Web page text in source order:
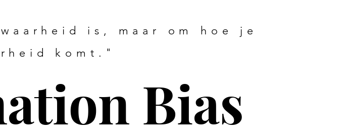
is, maar om hoe je
komt."
Bias